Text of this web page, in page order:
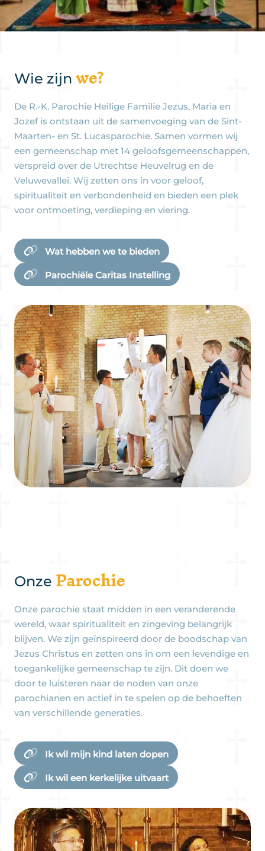
Wie zijn we?
De R.-K. Parochie Heilige Familie Jezus, Maria en
Jozef is ontstaan uit de samenvoeging van de Sint-
Maarten- en St. Lucasparochie. Samen vormen wij
een gemeenschap met 14 geloofsgemeenschappen,
verspreid over de Utrechtse Heuvelrug en de
Veluwevallei. Wij zetten ons in voor geloof,
spiritualiteit en verbondenheid en bieden een plek
voor ontmoeting, verdieping en viering.
Wat hebben we te bieden
Parochiële Caritas Instelling
Onze Parochie
Onze parochie staat midden in een veranderende
wereld, waar spiritualiteit en zingeving belangrijk
blijven. We zijn geïnspireerd door de boodschap van
Jezus Christus en zetten ons in om een levendige en
toegankelijke gemeenschap te zijn. Dit doen we
door te luisteren naar de noden van onze
parochianen en actief in te spelen op de behoeften
van verschillende generaties.
Ik wil mijn kind laten dopen
Ik wil een kerkelijke uitvaart